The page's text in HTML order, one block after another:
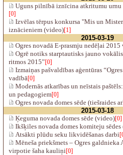
Uguns pilnībā iznīcina atkritumu urnu
[0]
Izvēlas tērpus konkursa "Mis un
iznācieniem (video)[1]
2015-03-19
Ogres novadā E-prasmju nedēļai
Ogrē notiks starptautisks jauno
ritmos 2015”[0]
Izmaiņas pašvaldības aģentūras
vadībā[0]
Modernās atkarības un neīstais
un pedagogiem[0]
Ogres novada domes sēde (tiešraides
2015-03-18
Ķeguma novada domes sēde (video)[0]
Ikšķiles novada domes komiteju
Atsākti plūdu seku likvidēšanas darbi
Mēneša priekšmets – Ogres galdnieka
virpotie šaha kauliņi[0]